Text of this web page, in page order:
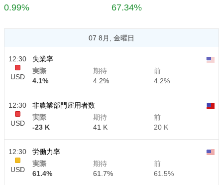
0.99% 67.34%
07 8月, 金曜日
12:30
USD
失業率
実際
4.1%
期待
4.2%
前
4.2%
12:30
USD
非農業部門雇用者数
実際
-23 K
期待
41 K
前
20 K
12:30
USD
労働力率
実際
61.4%
期待
61.7%
前
61.5%